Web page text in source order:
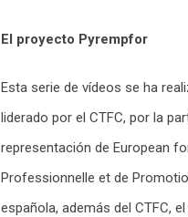
El proyecto Pyrempfor
Esta serie de vídeos se ha
liderado por el CTFC, por la
representación de European
Professionnelle et de
española, además del CTFC,